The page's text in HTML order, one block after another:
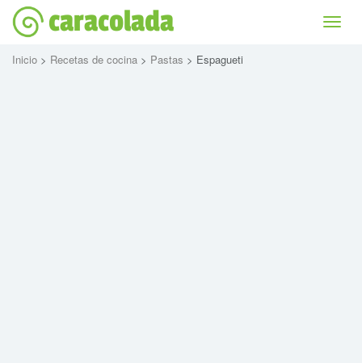
caracolada
Inicio > Recetas de cocina > Pastas > Espagueti